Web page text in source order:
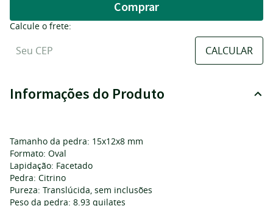
Comprar
Calcule o frete:
Informações do Produto
Tamanho da pedra: 15x12x8 mm
Formato: Oval
Lapidação: Facetado
Pedra: Citrino
Pureza: Translúcida, sem inclusões
Peso da pedra: 8.93 quilates